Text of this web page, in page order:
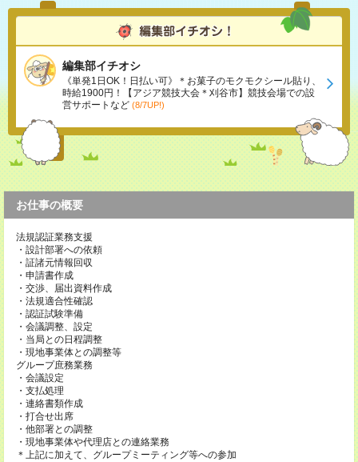
編集部イチオシ
《単発1日OK！日払い可》＊お菓子のモクモクシール貼り、
時給1900円！【アジア競技大会＊刈谷市】競技会場での設
営サポートなど (8/7UP!)
お仕事の概要
法規認証業務支援
・設計部署への依頼
・証諸元情報回収
・申請書作成
・交渉、届出資料作成
・法規適合性確認
・認証試験準備
・会議調整、設定
・当局との日程調整
・現地事業体との調整等
グループ庶務業務
・会議設定
・支払処理
・連絡書類作成
・打合せ出席
・他部署との調整
・現地事業体や代理店との連絡業務
＊上記に加えて、グループミーティング等への参加